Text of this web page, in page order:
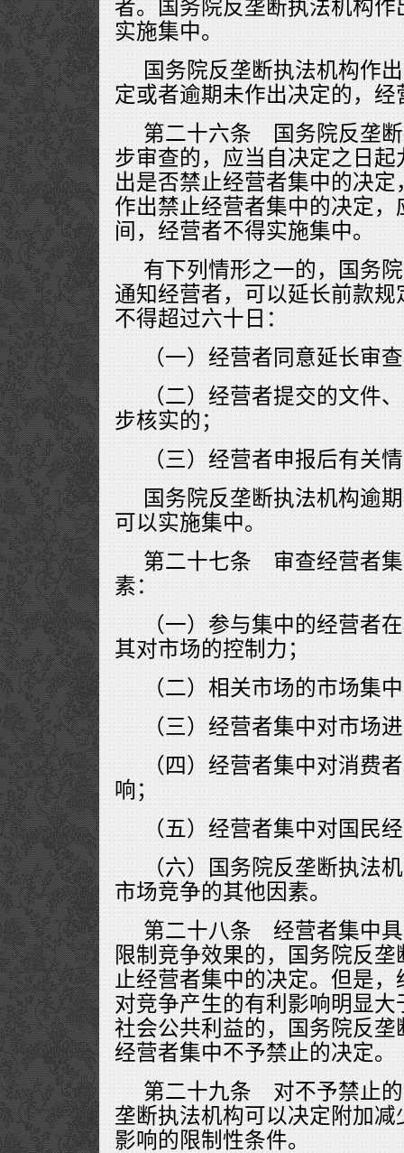
者。国务院反垄断执法机构
实施集中。
国务院反垄断执法机构作
定或者逾期未作出决定的，
第二十六条 国务院反垄
步审查的，应当自决定之日
出是否禁止经营者集中的决
作出禁止经营者集中的决定
间，经营者不得实施集中。
有下列情形之一的，国务
通知经营者，可以延长前款
不得超过六十日：
（一）经营者同意延长审
（二）经营者提交的文件
步核实的；
（三）经营者申报后有关
国务院反垄断执法机构逾
可以实施集中。
第二十七条 审查经营者
素：
（一）参与集中的经营者
其对市场的控制力；
（二）相关市场的市场集
（三）经营者集中对市场
（四）经营者集中对消费
响；
（五）经营者集中对国民
（六）国务院反垄断执法
市场竞争的其他因素。
第二十八条 经营者集中
限制竞争效果的，国务院反
止经营者集中的决定。但是
对竞争产生的有利影响明显
社会公共利益的，国务院反
经营者集中不予禁止的决定。
第二十九条 对不予禁止
垄断执法机构可以决定附加
影响的限制性条件。